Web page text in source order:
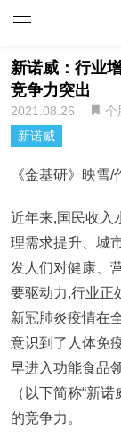
新诺威：行业
竞争力突出
2021.08.26 个
新诺威
《金基研》映雪
近年来,国民收入
理需求提升、城
发人们对健康、
要驱动力,行业正
新冠肺炎疫情在
意识到了人体免
早进入功能食品
（以下简称“新
的竞争力。